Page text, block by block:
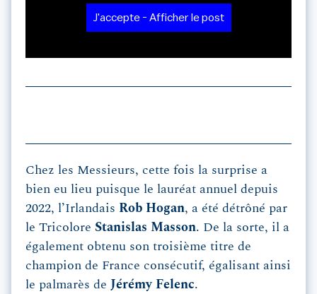
J'accepte - Afficher le post
Chez les Messieurs, cette fois la surprise a
bien eu lieu puisque le lauréat annuel depuis
2022, l’Irlandais Rob Hogan, a été détrôné par
le Tricolore Stanislas Masson. De la sorte, il a
également obtenu son troisième titre de
champion de France consécutif, égalisant ainsi
le palmarès de Jérémy Felenc.